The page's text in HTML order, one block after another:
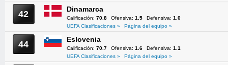
42 Dinamarca
Calificación: 70.8 Ofensiva: 1.5 Defensiva: 1.0
UEFA Clasificaciones »
Página del equipo »
44 Eslovenia
Calificación: 70.7 Ofensiva: 1.6 Defensiva: 1.1
UEFA Clasificaciones »
Página del equipo »